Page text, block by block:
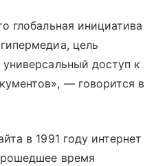
глобальная инициатива
цель
универсальный доступ к
—говорится в
в 1991 году интернет
время